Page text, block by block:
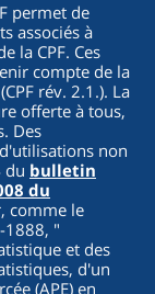
permet de
associés à
la CPF. Ces
compte de la
rév. 2.1.). La
offerte à tous,
Des
non
du bulletin
du
comme le
1888, "
et des
d'un
(APE) en